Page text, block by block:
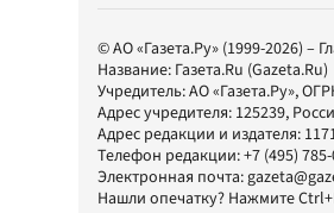
© АО «Газета.Ру» (1999-2026) –
Название: Газета.Ru (Gazeta.Ru)
Учредитель:АО «Газета.Ру»,
Адрес учредителя: 125239,
Адрес редакции и издателя:
Телефон редакции:+7 (495)
Электронная почта:
Нашли опечатку? Нажмите